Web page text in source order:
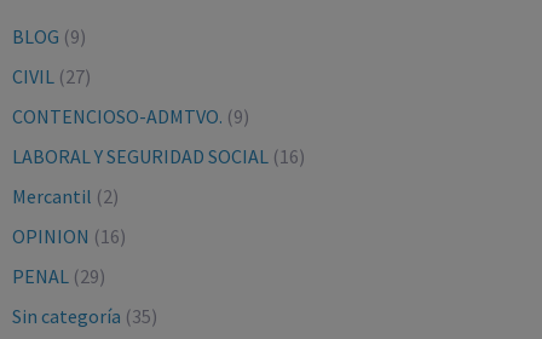
BLOG (9)
CIVIL (27)
CONTENCIOSO-ADMTVO. (9)
LABORAL Y SEGURIDAD SOCIAL (16)
Mercantil (2)
OPINION (16)
PENAL (29)
Sin categoría (35)